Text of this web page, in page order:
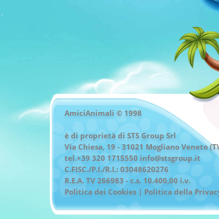
AmiciAnimali © 1998
è di proprietà di STS Group Srl
Via Chiesa, 19 - 31021 Mogliano Veneto
tel.+39 320 1715550 info@stsgroup.it
C.FISC./P.I./R.I.: 03048620276
R.E.A. TV 266983 - c.s. 10.400,00 i.v.
Politica dei Cookies | Politica della